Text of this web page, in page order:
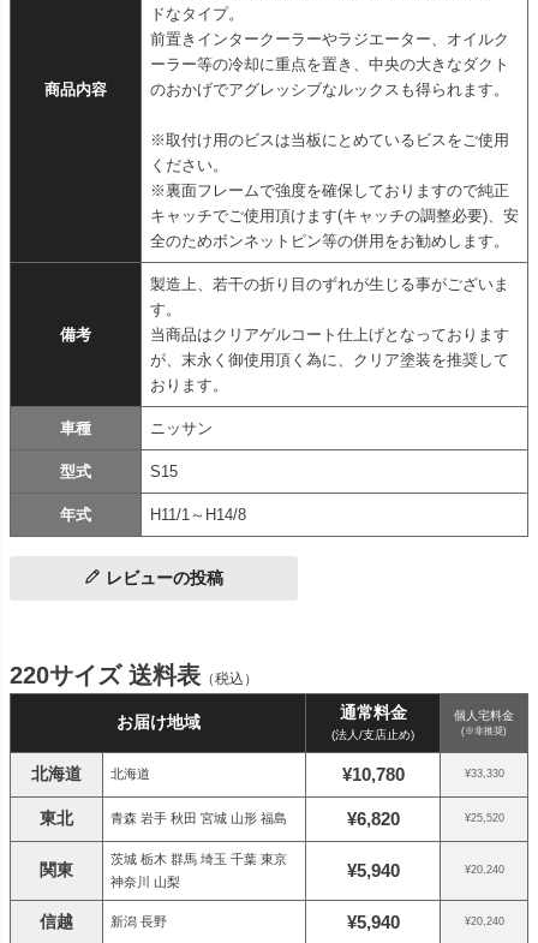
商品内容
ドなタイプ。
前置きインタークーラーやラジエーター、オイルク
ーラー等の冷却に重点を置き、中央の大きなダクト
のおかげでアグレッシブなルックスも得られます。
※取付け用のビスは当板にとめているビスをご使用
ください。
※裏面フレームで強度を確保しておりますので純正
キャッチでご使用頂けます(キャッチの調整必要)、安
全のためボンネットピン等の併用をお勧めします。
備考
製造上、若干の折り目のずれが生じる事がございま
す。
当商品はクリアゲルコート仕上げとなっております
が、末永く御使用頂く為に、クリア塗装を推奨して
おります。
車種 ニッサン
型式 S15
年式 H11/1～H14/8
レビューの投稿
220サイズ 送料表 （税込）
お届け地域 通常料金
(法人/支店止め)
個人宅料金
(※非推奨)
北海道 北海道 ¥10,780 ¥33,330
東北 青森 岩手 秋田 宮城 山形 福島 ¥6,820 ¥25,520
関東
茨城 栃木 群馬 埼玉 千葉 東京
神奈川 山梨
¥5,940 ¥20,240
信越 新潟 長野 ¥5,940 ¥20,240